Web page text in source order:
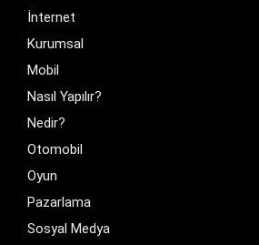
İnternet
Kurumsal
Mobil
Nasıl Yapılır?
Nedir?
Otomobil
Oyun
Pazarlama
Sosyal Medya